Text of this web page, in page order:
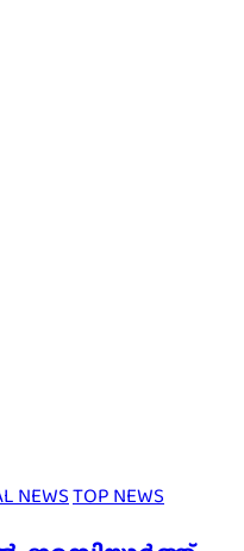
NEWSTOP NEWS